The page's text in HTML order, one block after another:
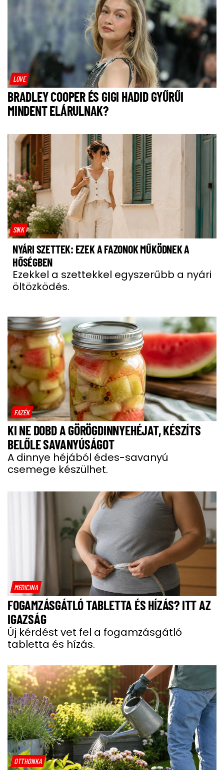
LOVE
BRADLEY COOPER ÉS GIGI HADID GYŰRŰI
MINDENT ELÁRULNAK?
SIKK
NYÁRI SZETTEK: EZEK A FAZONOK MŰKÖDNEK A
HŐSÉGBEN
Ezekkel a szettekkel egyszerűbb a nyári
öltözködés.
FAZÉK
KI NE DOBD A GÖRÖGDINNYEHÉJAT, KÉSZÍTS
BELŐLE SAVANYÚSÁGOT
A dinnye héjából édes-savanyú
csemege készülhet.
MEDICINA
FOGAMZÁSGÁTLÓ TABLETTA ÉS HÍZÁS? ITT AZ
IGAZSÁG
Új kérdést vet fel a fogamzásgátló
tabletta és hízás.
OTTHONKA